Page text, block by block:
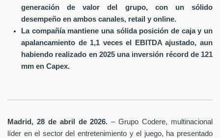
generación de valor del grupo, con un sólido
desempeño en ambos canales, retail y online.
La compañía mantiene una sólida posición de caja y un
apalancamiento de 1,1 veces el EBITDA ajustado, aun
habiendo realizado en 2025 una inversión récord de 121
mm en Capex.
Madrid, 28 de abril de 2026. – Grupo Codere, multinacional
líder en el sector del entretenimiento y el juego, ha presentado